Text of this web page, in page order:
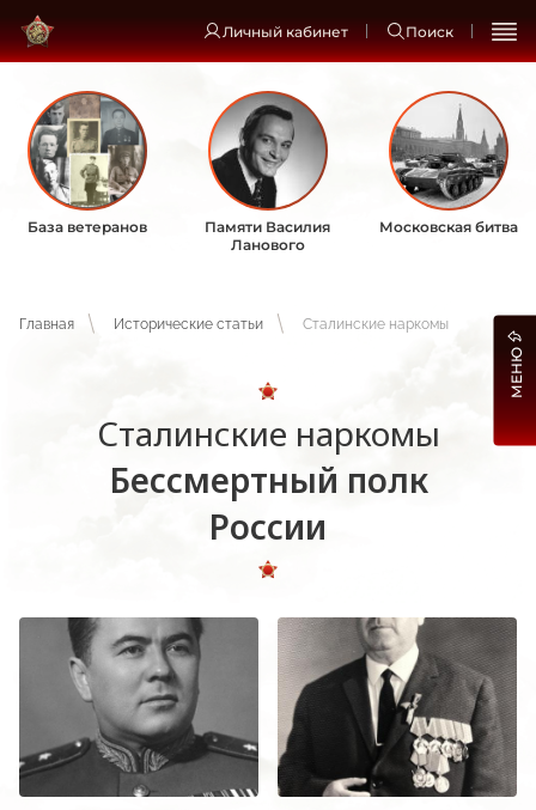
Личный кабинет Поиск
База ветеранов
Памяти Василия
Ланового
Московская битва
Главная Исторические статьи Сталинские наркомы
Сталинские наркомы
Бессмертный полк
России
МЕНЮ